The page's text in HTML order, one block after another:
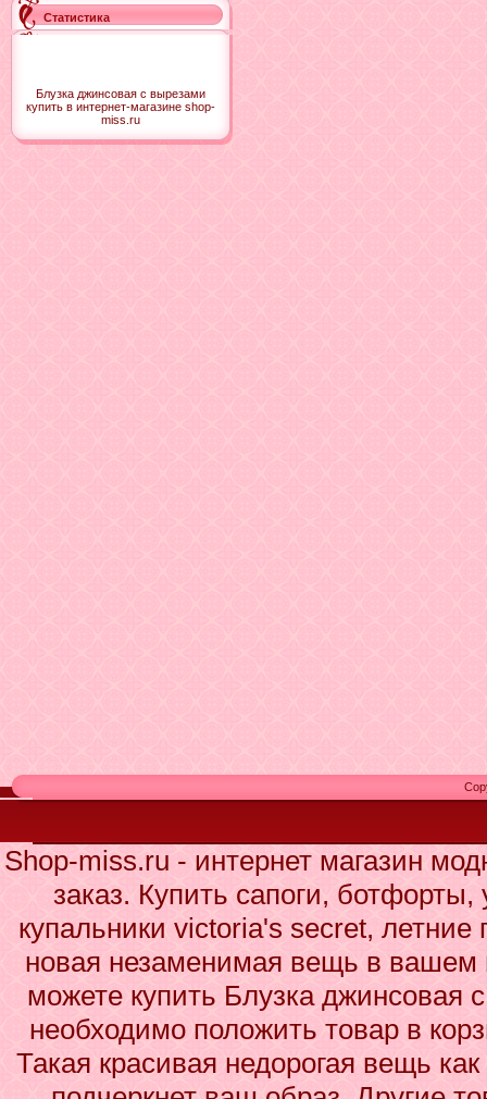
Статистика
Блузка джинсовая с вырезами
купить в интернет-магазине shop-
miss.ru
Shop-miss.ru - интернет магазин
заказ. Купить сапоги,
купальники victoria's secret,
новая незаменимая вещь в вашем
можете купить Блузка джинсовая
необходимо положить товар в
Такая красивая недорогая вещь